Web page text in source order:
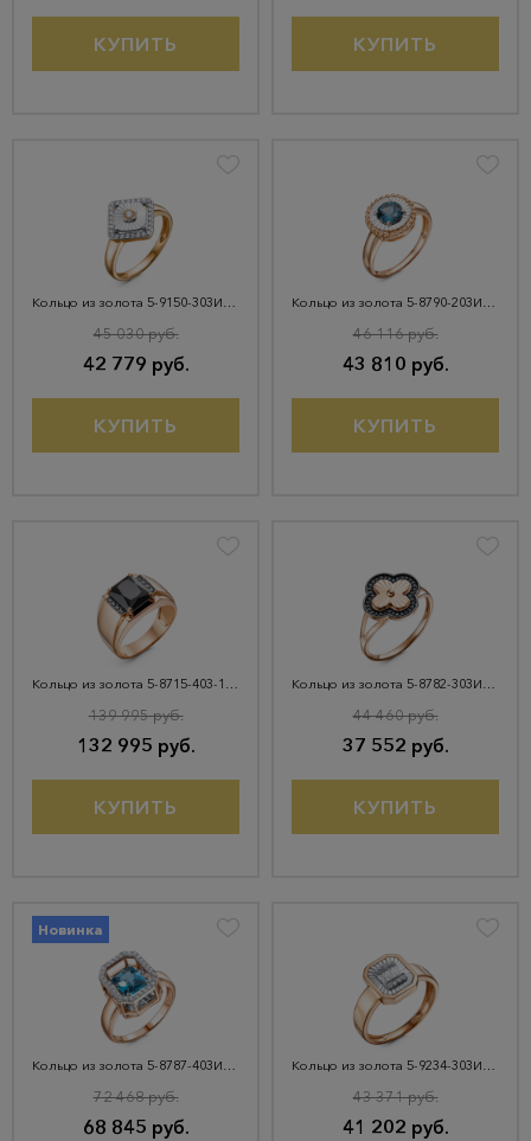
КУПИТЬ КУПИТЬ
Кольцо из золота 5-9150-303И4-1КБ
42 779 руб.
45 030 руб.
КУПИТЬ
Кольцо из золота 5-8790-203И1-1КБ-Тлд
43 810 руб.
46 116 руб.
КУПИТЬ
Кольцо из золота 5-8715-403-1К-ОнкЧМ1
132 995 руб.
139 995 руб.
КУПИТЬ
Кольцо из золота 5-8782-303И1-1К-Ч
37 552 руб.
44 460 руб.
КУПИТЬ
Новинка
Кольцо из золота 5-8787-403И1-1КБ-Тлд
68 845 руб.
72 468 руб.
Кольцо из золота 5-9234-303И4-1КБ
41 202 руб.
43 371 руб.